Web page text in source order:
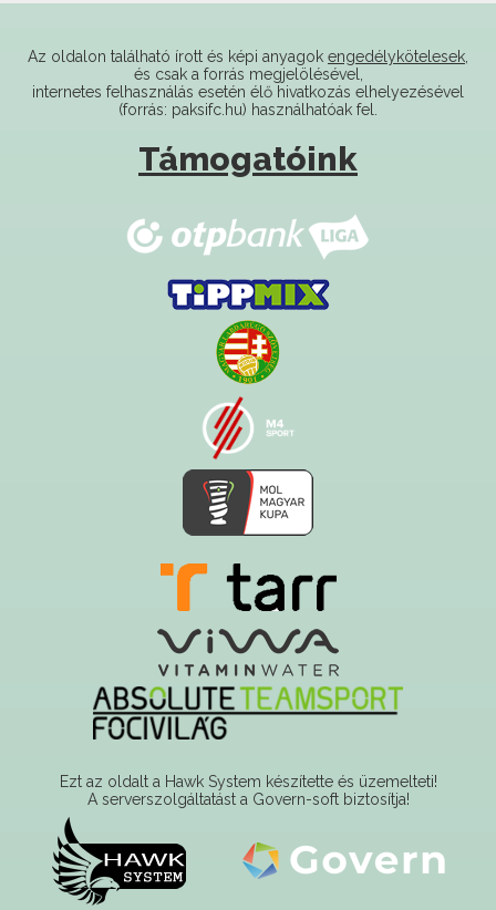
internetes felhasználás esetén élő hivatkozás elhelyezésével
(forrás: paksifc.hu) használhatóak fel.
Támogatóink
Ezt az oldalt a Hawk System készítette és üzemelteti!